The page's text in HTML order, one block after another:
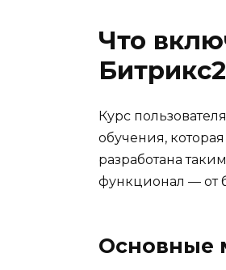
Что
Курс
обучения,
разработана
функционал — от
Основные